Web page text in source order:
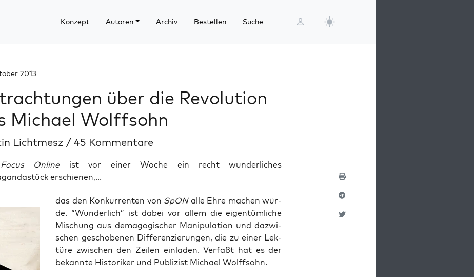
Konzept Autoren Archiv Bestellen Suche
2013
über die Revolution
Michael Wolffsohn
Lichtmesz / 45 Kommentare
Onlineist vor einer Woche ein recht wunderliches
erschienen,...
das den Kon­kur­ren­ten von SpONalle Ehre machen wür­
de. “Wun­der­lich” ist dabei vor allem die eigen­tüm­li­che
Mischung aus dem­ago­gi­scher Mani­pu­la­ti­on und dazwi­
schen gescho­be­nen Dif­fe­ren­zie­run­gen, die zu einer Lek­
tü­re zwi­schen den Zei­len ein­la­den. Ver­faßt hat es der
bekann­te His­to­ri­ker und Publi­zist Micha­el Wolffsohn.